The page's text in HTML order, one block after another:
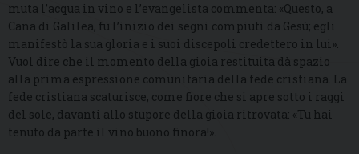
muta l’acqua in vino e l’evangelista commenta: «Questo, a
Cana di Galilea, fu l’inizio dei segni compiuti da Gesù; egli
manifestò la sua gloria e i suoi discepoli credettero in lui».
Vuol dire che il momento della gioia restituita dà spazio
alla prima espressione comunitaria della fede cristiana. La
fede cristiana scaturisce, come fiore che si apre sotto i raggi
del sole, davanti allo stupore della gioia ritrovata: «Tu hai
tenuto da parte il vino buono finora!».